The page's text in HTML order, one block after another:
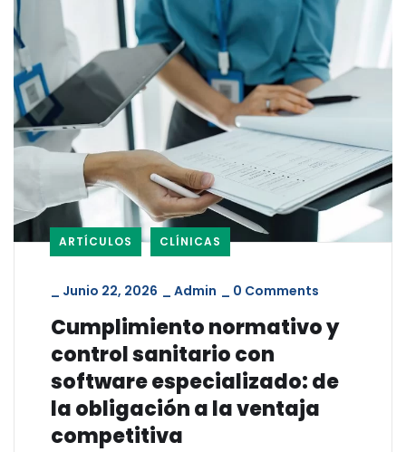
ARTÍCULOS CLÍNICAS
_ Junio 22, 2026 _ Admin _ 0 Comments
Cumplimiento normativo y
control sanitario con
software especializado: de
la obligación a la ventaja
competitiva